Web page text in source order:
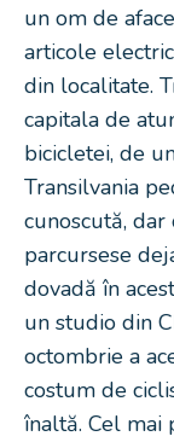
un om de
articole
din localitate.
capitala de
bicicletei, de
Transilvania
cunoscută,
parcursese
dovadă în
un studio din
octombrie a
costum de
înaltă. Cel mai